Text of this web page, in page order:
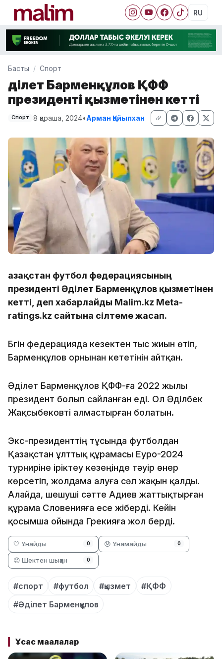
RU
Басты Спорт
Әділет Барменқұлов ҚФФ
президенті қызметінен кетті
Спорт 8 қараша, 2024•Арман Қайыпхан
Қазақстан футбол федерациясының
президенті Әділет Барменқұлов қызметінен
кетті, деп хабарлайды Malim.kz Meta-
ratings.kz сайтына сілтеме жасап.
Бүгін федерацияда кезектен тыс жиын өтіп,
Барменқұлов орнынан кететінін айтқан.
Әділет Барменқұлов ҚФФ-ға 2022 жылы
президент болып сайланған еді. Ол Әділбек
Жақсыбековті алмастырған болатын.
Экс-президенттің тұсында футболдан
Қазақстан ұлттық құрамасы Еуро-2024
турниріне іріктеу кезеңінде тәуір өнер
көрсетіп, жолдама алуға сәл жақын қалды.
Алайда, шешуші сәтте Адиев жаттықтырған
құрама Словенияға есе жіберді. Кейін
қосымша ойында Грекияға жол берді.
🤍 Ұнайды 0 😞 Ұнамайды 0
😡 Шектен шыққан 0
#спорт #футбол #қызмет
#ҚФФ
#Әділет Барменқұлов
Ұқсас мақалалар